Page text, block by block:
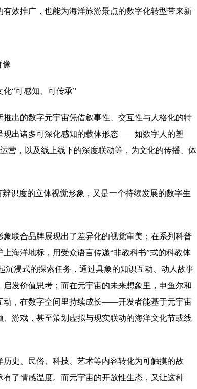
效推广，也能为海洋旅游景点的数字化转型带来新
像
“可感知、可传承”
出的数字元宇宙凭借叙事性、交互性与人格化的特
现出诸多可深化感知的载体形态——如数字人的塑
营，以及线上线下的深度联动等，为文化的传播、体
辨识度的立体视觉形象，又是一个持续发展的数字生
联合品牌展现出了差异化的视觉审美；在系列科普
海洋地标，用受众语言传递“非教科书”式的科教体
沉浸式的探索任务，通过具象的知识互动、动人故事
发价值思考；而在元宇宙的未来想象里，申鱼尔和
动，在数字空间里持续成长——开发者能基于元宇宙
游戏，甚至策划虚拟与现实联动的海洋文化节或线
史、民俗、科技、艺术等内容转化为可触摸的故
了情感温度。而元宇宙的开放性生态，又让这种